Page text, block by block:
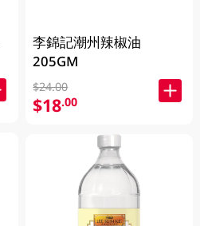
李錦記潮州辣椒油
205GM
$24.00
$18.00